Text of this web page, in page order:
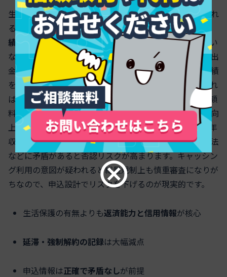
生活保護でクレジットカードを申し込む時に最も重視され
るのは、返済原資となる収入状況と信用情報（支払い実
績）
です。カード会社は法律で生活保護の所持を禁じてい
ないため、属性だけで一律に否決するよりも、口座の入出
金の安定性や家賃・携帯・公共料金の遅延有無などの実績
を見ます。直近の延滞、強制解約、債務整理の記録があれ
ば審査は厳しくなります。一方で、携帯端末の分割や月額
料金の期日どおりの支払い履歴が続いている人は評価が向
上しやすいです。申込内容の一貫性と正確性 も重要で、年
収欄・居住年数・勤務（就労）状況・固定費の支払い方法
などに矛盾があると否認リスクが高まります。キャッシン
グ利用の意図が疑われると総量規制上も慎重審査になりが
ちなので、申込設計でリスクを下げるのが現実的です。
生活保護の有無よりも返済能力と信用情報が核心
延滞・強制解約の記録は大幅減点
申込情報は正確で矛盾なしが前提